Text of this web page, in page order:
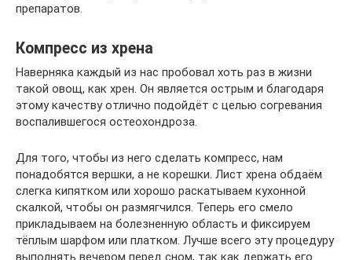
препаратов.
Компресс из хрена
Наверняка каждый из нас пробовал хоть раз в жизни
такой овощ, как хрен. Он является острым и благодаря
этому качеству отлично подойдёт с целью согревания
воспалившегося остеохондроза.
Для того, чтобы из него сделать компресс, нам
понадобятся вершки, а не корешки. Лист хрена обдаём
слегка кипятком или хорошо раскатываем кухонной
скалкой, чтобы он размягчился. Теперь его смело
прикладываем на болезненную область и фиксируем
тёплым шарфом или платком. Лучше всего эту процедуру
выполнять вечером перед сном, так как держать его